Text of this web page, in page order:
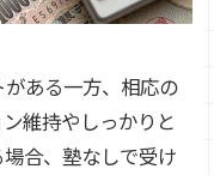
ある一方、相応の
維持やしっかりと
合、塾なしで受け